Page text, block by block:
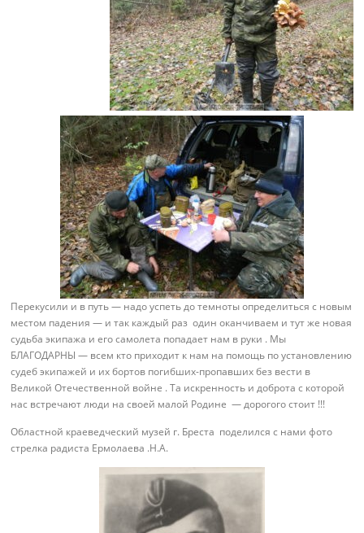
Перекусили и в путь — надо успеть до темноты определиться с новым
местом падения — и так каждый раз один оканчиваем и тут же новая
судьба экипажа и его самолета попадает нам в руки . Мы
БЛАГОДАРНЫ — всем кто приходит к нам на помощь по установлению
судеб экипажей и их бортов погибших-пропавших без вести в
Великой Отечественной войне . Та искренность и доброта с которой
нас встречают люди на своей малой Родине — дорогого стоит !!!
Областной краеведческий музей г. Бреста поделился с нами фото
стрелка радиста Ермолаева .Н.А.